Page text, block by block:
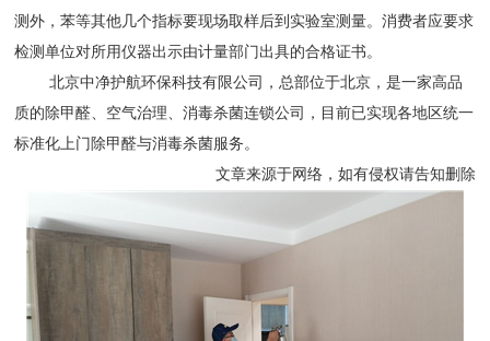
测外，苯等其他几个指标要现场取样后到实验室测量。消费者应要求
检测单位对所用仪器出示由计量部门出具的合格证书。
北京中净护航环保科技有限公司，总部位于北京，是一家高品
质的除甲醛、空气治理、消毒杀菌连锁公司，目前已实现各地区统一
标准化上门除甲醛与消毒杀菌服务。
文章来源于网络，如有侵权请告知删除